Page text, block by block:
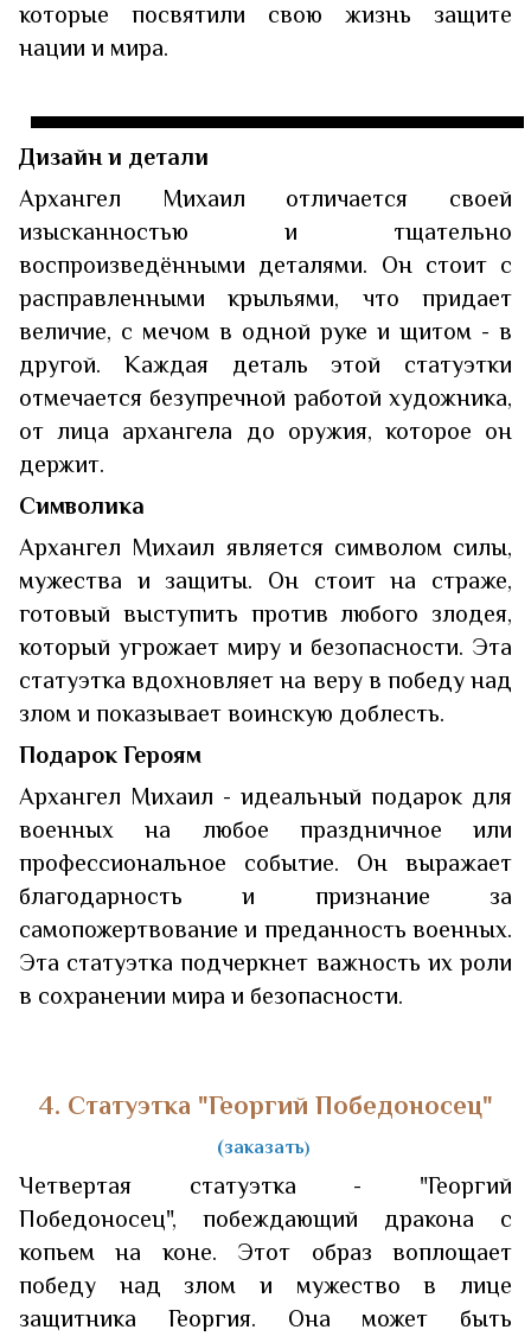
которые посвятили свою жизнь защите
нации и мира.
Дизайн и детали
Архангел Михаил отличается своей
изысканностью и тщательно
воспроизведёнными деталями. Он стоит с
расправленными крыльями, что придает
величие, с мечом в одной руке и щитом - в
другой. Каждая деталь этой статуэтки
отмечается безупречной работой художника,
от лица архангела до оружия, которое он
держит.
Символика
Архангел Михаил является символом силы,
мужества и защиты. Он стоит на страже,
готовый выступить против любого злодея,
который угрожает миру и безопасности. Эта
статуэтка вдохновляет на веру в победу над
злом и показывает воинскую доблесть.
Подарок Героям
Архангел Михаил - идеальный подарок для
военных на любое праздничное или
профессиональное событие. Он выражает
благодарность и признание за
самопожертвование и преданность военных.
Эта статуэтка подчеркнет важность их роли
в сохранении мира и безопасности.
4. Статуэтка "Георгий Победоносец"
(заказать)
Четвертая статуэтка - "Георгий
Победоносец", побеждающий дракона с
копьем на коне. Этот образ воплощает
победу над злом и мужество в лице
защитника Георгия. Она может быть